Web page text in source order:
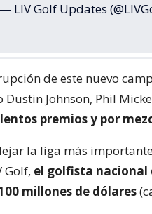
— LIV Golf Updates
de este nuevo
Dustin Johnson, Phil
premios y por
la liga más
Golf, el golfista nacional
millones de dólares